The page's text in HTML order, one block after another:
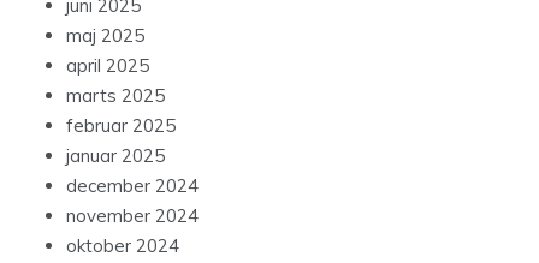
juni 2025
maj 2025
april 2025
marts 2025
februar 2025
januar 2025
december 2024
november 2024
oktober 2024